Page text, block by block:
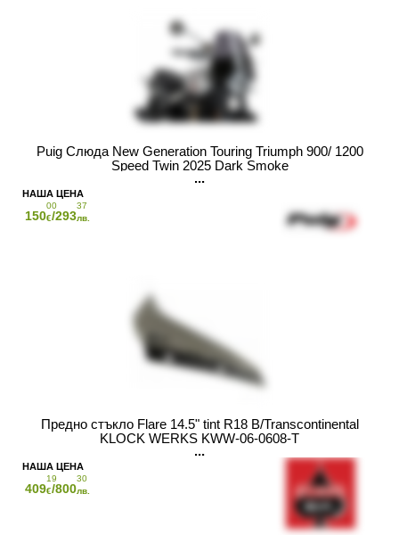
Puig Слюда New Generation Touring Triumph 900/ 1200
Speed Twin 2025 Dark Smoke
150
00
€/293
37
лв.
Предно стъкло Flare 14.5" tint R18 B/Transcontinental
KLOCK WERKS KWW-06-0608-T
409
19
€/800
30
лв.